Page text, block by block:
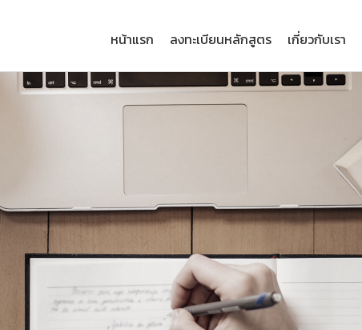
หน้าแรก ลงทะเบียนหลักสูตร เกี่ยวกับเรา